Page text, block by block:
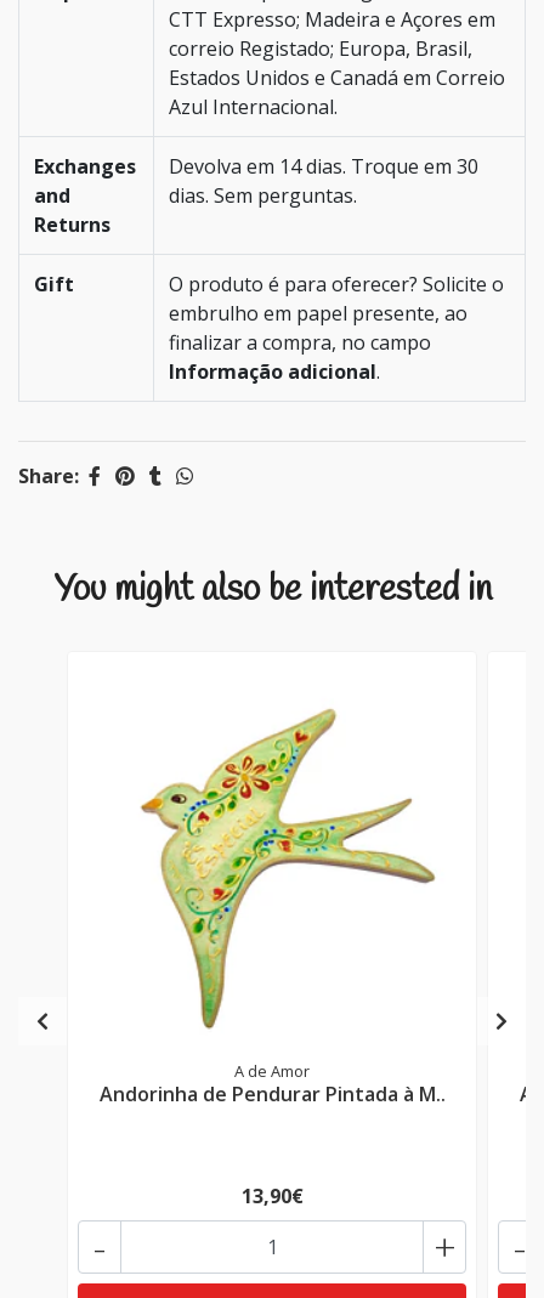
CTT Expresso; Madeira e Açores em
correio Registado; Europa, Brasil,
Estados Unidos e Canadá em Correio
Azul Internacional.
Exchanges
and
Returns
Devolva em 14 dias. Troque em 30
dias. Sem perguntas.
Gift
O produto é para oferecer? Solicite o
embrulho em papel presente, ao
finalizar a compra, no campo
Informação adicional.
Share:
You might also be interested in
A de Amor
Andorinha de Pendurar Pintada à M..
13,90€
+
- -